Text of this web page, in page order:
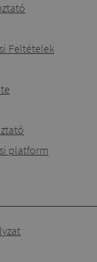
Feltételek
platform